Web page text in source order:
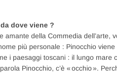
dove viene ?
amante della Commedia dell’arte,
più personale : Pinocchio viene
i paesaggi toscani : il lungo mare
Pinocchio, c’è « occhio ».